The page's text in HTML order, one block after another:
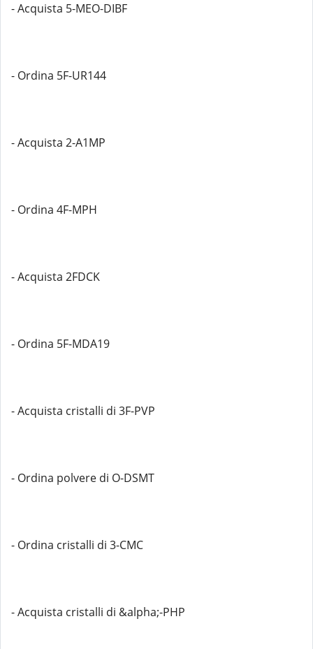
- Acquista 5-MEO-DIBF
- Ordina 5F-UR144
- Acquista 2-A1MP
- Ordina 4F-MPH
- Acquista 2FDCK
- Ordina 5F-MDA19
- Acquista cristalli di 3F-PVP
- Ordina polvere di O-DSMT
- Ordina cristalli di 3-CMC
- Acquista cristalli di &alpha;-PHP